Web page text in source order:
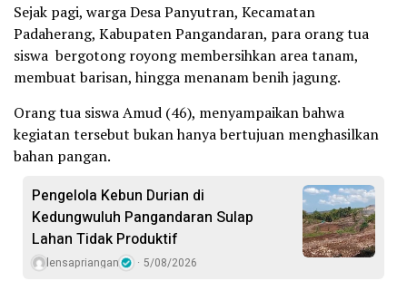
Sejak pagi, warga Desa Panyutran, Kecamatan
Padaherang, Kabupaten Pangandaran, para orang tua
siswa bergotong royong membersihkan area tanam,
membuat barisan, hingga menanam benih jagung.
Orang tua siswa Amud (46), menyampaikan bahwa
kegiatan tersebut bukan hanya bertujuan menghasilkan
bahan pangan.
Pengelola Kebun Durian di
Kedungwuluh Pangandaran Sulap
Lahan Tidak Produktif ‎
lensapriangan 5/08/2026